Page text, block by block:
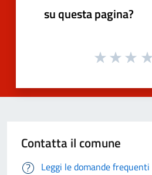
su questa pagina?
Contatta il comune
Leggi le domande frequenti